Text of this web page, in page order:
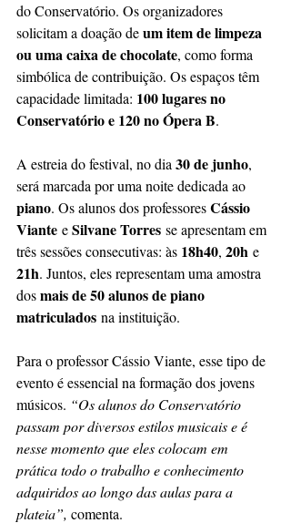
do Conservatório. Os organizadores
solicitam a doação de um item de limpeza
ou uma caixa de chocolate, como forma
simbólica de contribuição. Os espaços têm
capacidade limitada: 100 lugares no
Conservatório e 120 no Ópera B.
A estreia do festival, no dia 30 de junho,
será marcada por uma noite dedicada ao
piano. Os alunos dos professores Cássio
Viante e Silvane Torres se apresentam em
três sessões consecutivas: às 18h40, 20h e
21h. Juntos, eles representam uma amostra
dos mais de 50 alunos de piano
matriculados na instituição.
Para o professor Cássio Viante, esse tipo de
evento é essencial na formação dos jovens
músicos. “Os alunos do Conservatório
passam por diversos estilos musicais e é
nesse momento que eles colocam em
prática todo o trabalho e conhecimento
adquiridos ao longo das aulas para a
plateia”, comenta.